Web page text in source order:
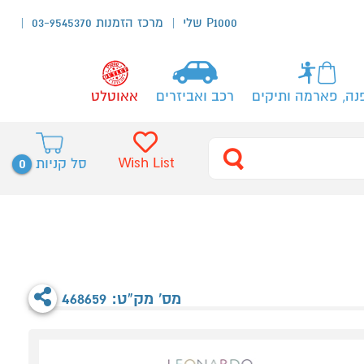
P1000 שלי מרכז הזמנות 03-9545370
פארמה ותיקים רכב ואביזרים אאוטלט
סל קניות 0 Wish List
מס' מק"ט: 468659